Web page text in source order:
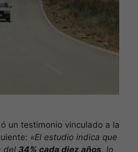
un testimonio vinculado a la
«El estudio indica que
del 34% cada diez años, lo